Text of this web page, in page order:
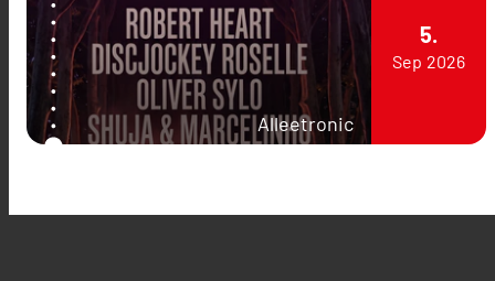
Alleetronic
5.
Sep 2026